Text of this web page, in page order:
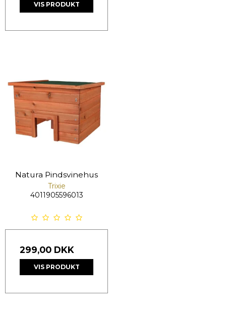
VIS PRODUKT
Natura Pindsvinehus
Trixie
4011905596013
299,00 DKK
VIS PRODUKT